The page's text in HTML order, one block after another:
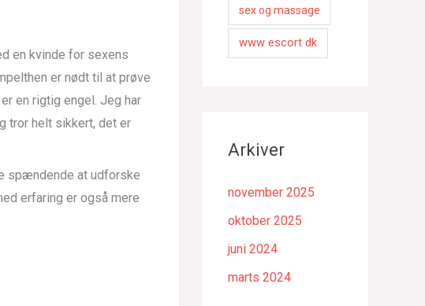
en kvinde for sexens
er nødt til at prøve
en rigtig engel. Jeg har
tror helt sikkert, det er
spændende at udforske
erfaring er også mere
sex og massage
www escort dk
Arkiver
november 2025
oktober 2025
juni 2024
marts 2024